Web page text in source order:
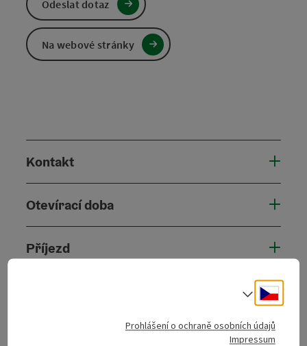
Kontakt
Otevírací doba
Příjezd
Odeslat dotaz
Na webové stránky
Cesky
Volba
Prohlášení o ochraně osobních údajů
Impressum